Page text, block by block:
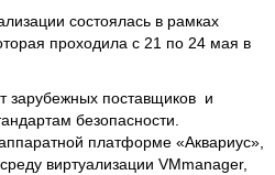
состоялась в рамках
проходила с 21 по 24 мая в
зарубежных поставщиков и
безопасности.
платформе «Аквариус»,
виртуализации VMmanager,